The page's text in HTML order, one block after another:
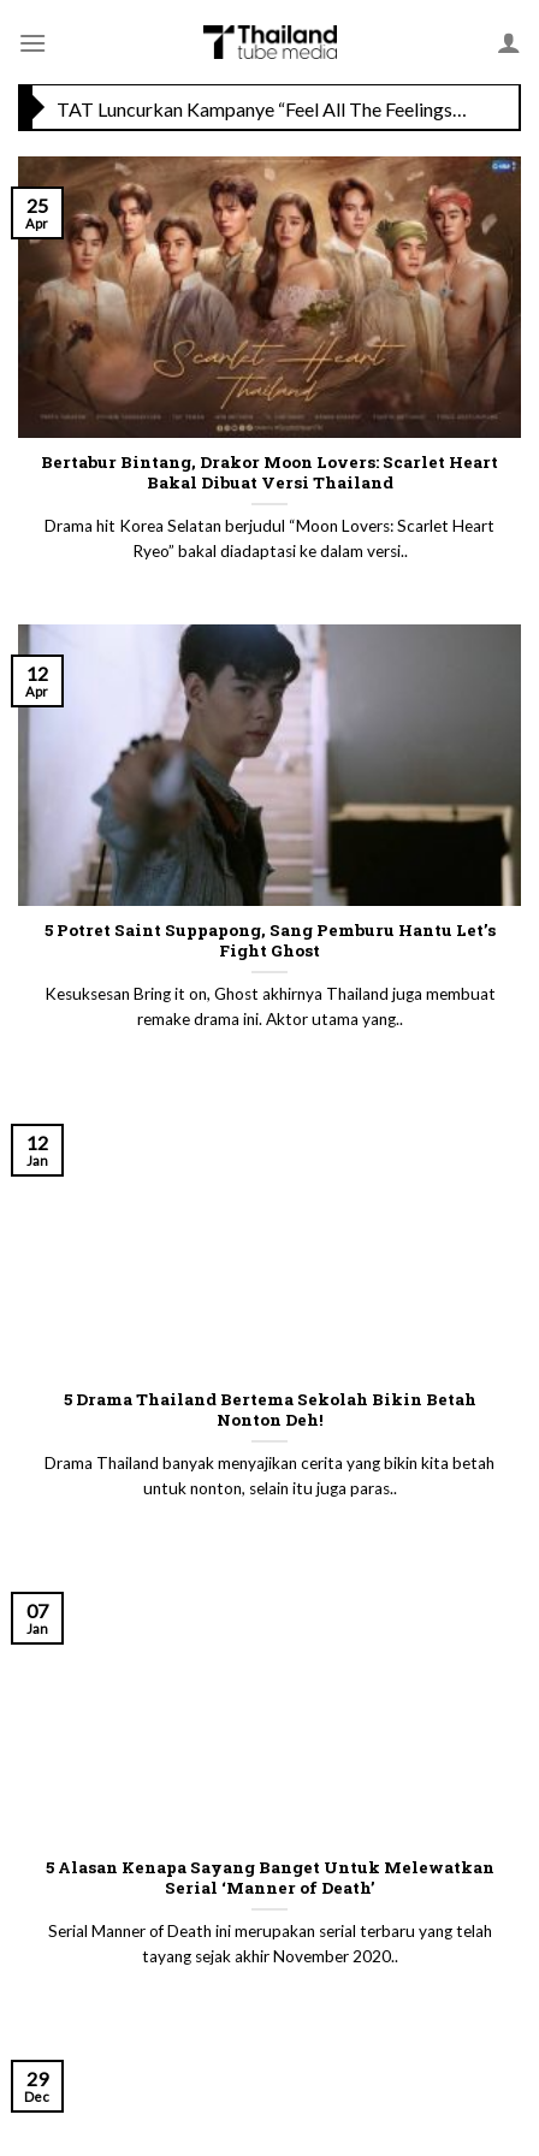
TAT Luncurkan Kampanye “Feel All The Feelings” dengan Lalisa LISA Manobal untuk Promosikan Pariwisata Berkualitas Thailand
Bertabur Bintang, Drakor Moon Lovers: Scarlet Heart
Bakal Dibuat Versi Thailand
Drama hit Korea Selatan berjudul “Moon Lovers: Scarlet Heart
Ryeo” bakal diadaptasi ke dalam versi..
25
Apr
5 Potret Saint Suppapong, Sang Pemburu Hantu Let’s
Fight Ghost
Kesuksesan Bring it on, Ghost akhirnya Thailand juga membuat
remake drama ini. Aktor utama yang..
12
Apr
5 Drama Thailand Bertema Sekolah Bikin Betah
Nonton Deh!
Drama Thailand banyak menyajikan cerita yang bikin kita betah
untuk nonton, selain itu juga paras..
12
Jan
5 Alasan Kenapa Sayang Banget Untuk Melewatkan
Serial ‘Manner of Death’
Serial Manner of Death ini merupakan serial terbaru yang telah
tayang sejak akhir November 2020..
07
Jan
29
Dec